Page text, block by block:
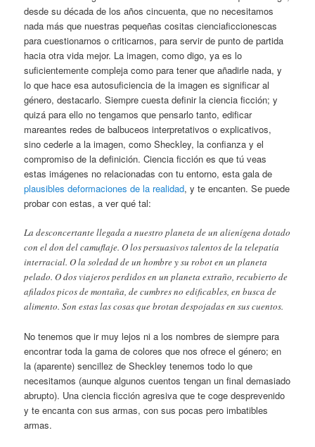
desde su década de los años cincuenta, que no necesitamos
nada más que nuestras pequeñas cositas cienciaficcionescas
para cuestionarnos o criticarnos, para servir de punto de partida
hacia otra vida mejor. La imagen, como digo, ya es lo
suficientemente compleja como para tener que añadirle nada, y
lo que hace esa autosuficiencia de la imagen es significar al
género, destacarlo. Siempre cuesta definir la ciencia ficción; y
quizá para ello no tengamos que pensarlo tanto, edificar
mareantes redes de balbuceos interpretativos o explicativos,
sino cederle a la imagen, como Sheckley, la confianza y el
compromiso de la definición. Ciencia ficción es que tú veas
estas imágenes no relacionadas con tu entorno, esta gala de
plausibles deformaciones de la realidad, y te encanten. Se puede
probar con estas, a ver qué tal:
La desconcertante llegada a nuestro planeta de un alienígena dotado
con el don del camuflaje. O los persuasivos talentos de la telepatía
interracial. O la soledad de un hombre y su robot en un planeta
pelado. O dos viajeros perdidos en un planeta extraño, recubierto de
afilados picos de montaña, de cumbres no edificables, en busca de
alimento. Son estas las cosas que brotan despojadas en sus cuentos.
No tenemos que ir muy lejos ni a los nombres de siempre para
encontrar toda la gama de colores que nos ofrece el género; en
la (aparente) sencillez de Sheckley tenemos todo lo que
necesitamos (aunque algunos cuentos tengan un final demasiado
abrupto). Una ciencia ficción agresiva que te coge desprevenido
y te encanta con sus armas, con sus pocas pero imbatibles
armas.